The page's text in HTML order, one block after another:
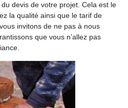
devis de votre projet. Cela est le
la qualité ainsi que le tarif de
invitons de ne pas à nous
que vous n’allez pas